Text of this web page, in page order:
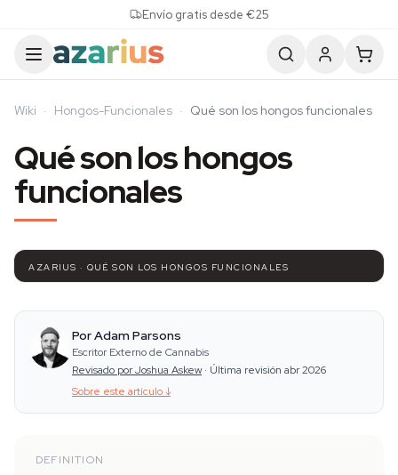
Envío gratis desde €25
Wiki · Hongos-Funcionales · Qué son los hongos funcionales
Qué son los hongos
funcionales
AZARIUS · QUÉ SON LOS HONGOS FUNCIONALES
Por Adam Parsons
Escritor Externo de Cannabis
Revisado por Joshua Askew · Última revisión abr 2026
Sobre este artículo↓
DEFINITION